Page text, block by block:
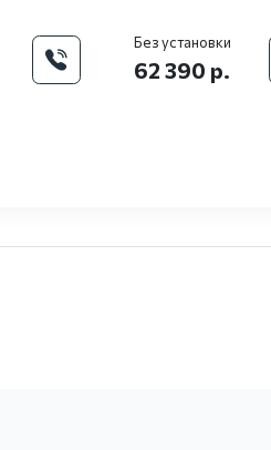
Москва
Без установки
62 390 р.